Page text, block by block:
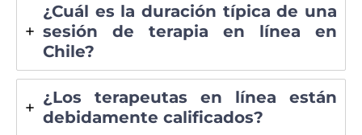
¿Cuál es la duración típica de una
sesión de terapia en línea en
Chile?
¿Los terapeutas en línea están
debidamente calificados?